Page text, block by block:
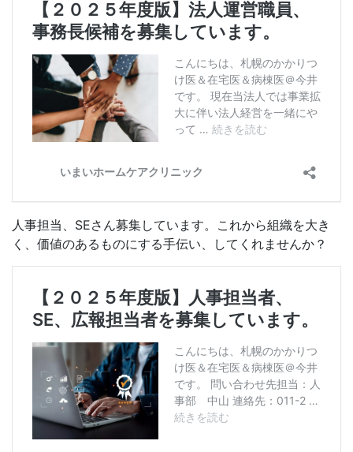
人事担当、SEさん募集しています。これから組織を大き
く、価値のあるものにする手伝い、してくれませんか？